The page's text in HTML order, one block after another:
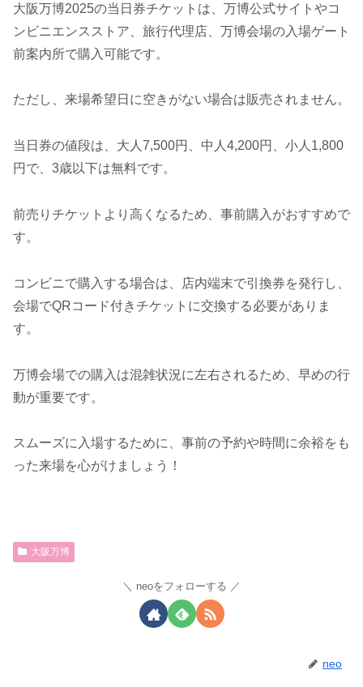
大阪万博2025の当日券チケットは、万博公式サイトやコ
ンビニエンスストア、旅行代理店、万博会場の入場ゲート
前案内所で購入可能です。
ただし、来場希望日に空きがない場合は販売されません。
当日券の値段は、大人7,500円、中人4,200円、小人1,800
円で、3歳以下は無料です。
前売りチケットより高くなるため、事前購入がおすすめで
す。
コンビニで購入する場合は、店内端末で引換券を発行し、
会場でQRコード付きチケットに交換する必要がありま
す。
万博会場での購入は混雑状況に左右されるため、早めの行
動が重要です。
スムーズに入場するために、事前の予約や時間に余裕をも
った来場を心がけましょう！
大阪万博
neoをフォローする
neo